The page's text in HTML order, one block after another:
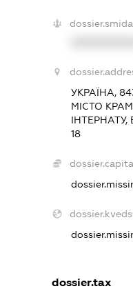
УКРАЇНА,
МІСТО
18
dossier.tax